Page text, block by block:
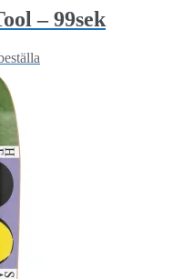
– 99sek